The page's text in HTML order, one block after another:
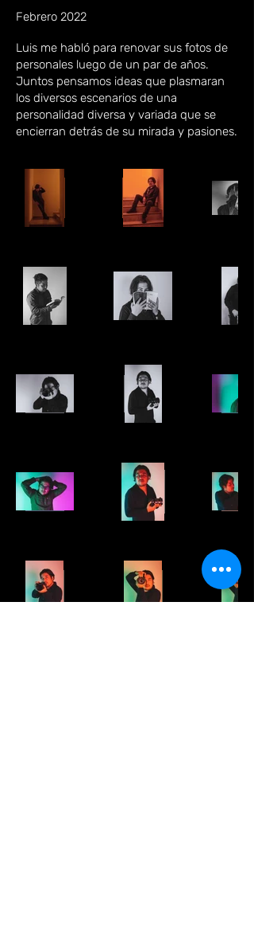
Febrero 2022
Luis me habló para renovar sus fotos de
personales luego de un par de años.
Juntos pensamos ideas que plasmaran
los diversos escenarios de una
personalidad diversa y variada que se
encierran detrás de su mirada y pasiones.